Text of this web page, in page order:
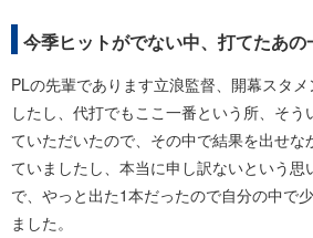
今季ヒットがでない中、打てたあの
PLの先輩であります立浪監督、開幕スタ
したし、代打でもここ一番という所、そ
ていただいたので、その中で結果を出せな
ていましたし、本当に申し訳ないという思
で、やっと出た1本だったので自分の中で
ました。